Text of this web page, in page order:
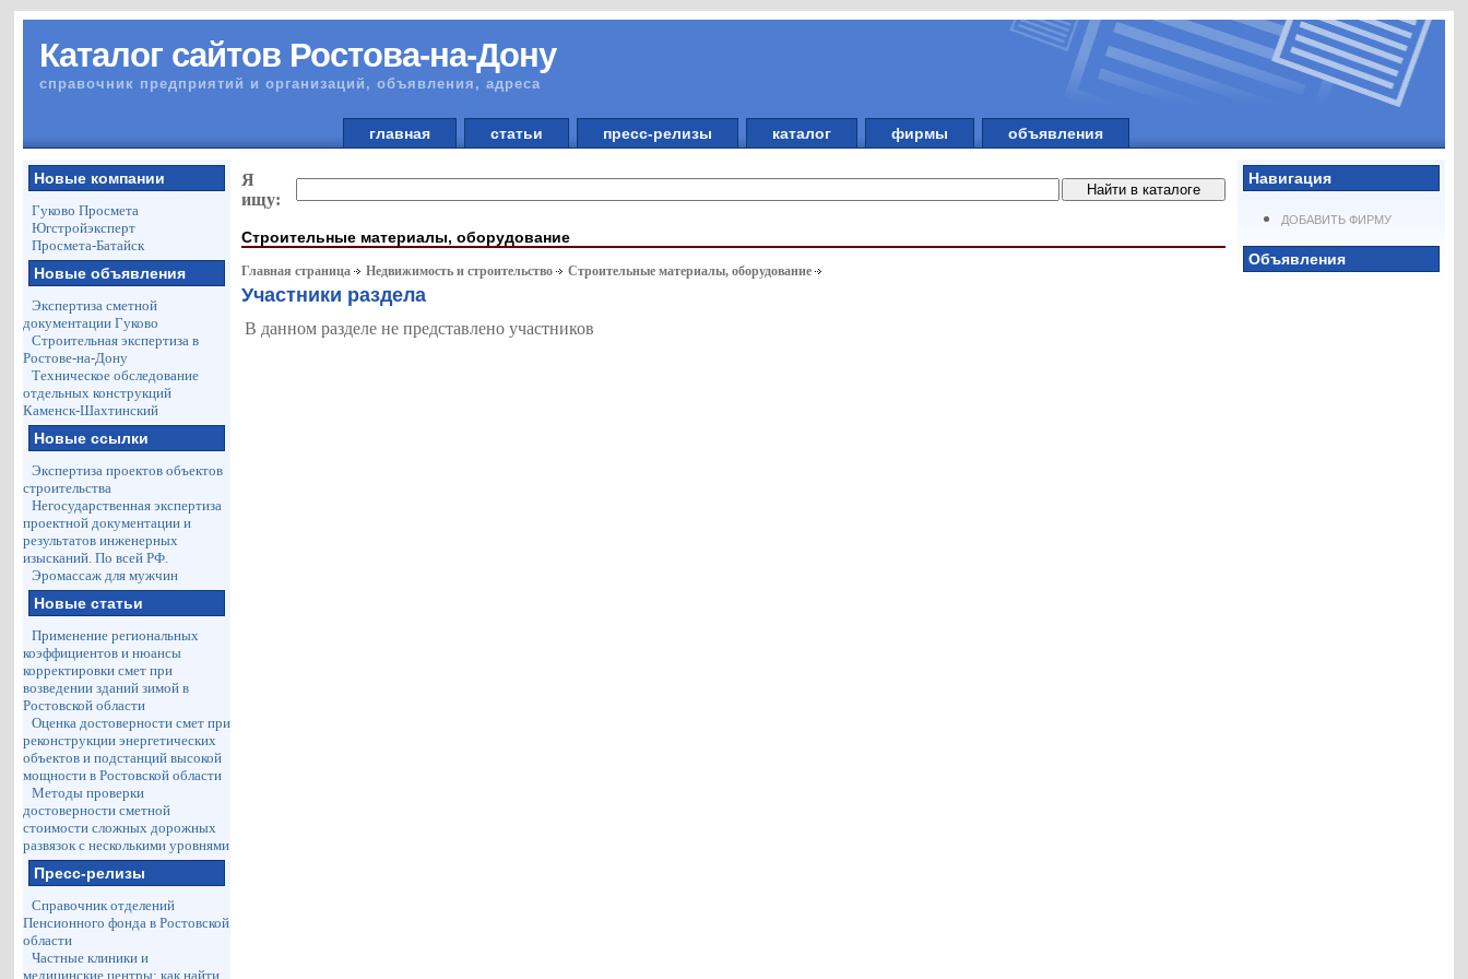
Каталог сайтов Ростова-на-Дону
справочник предприятий и организаций, объявления, адреса
главная статьи пресс-релизы каталог фирмы объявления
Новые компании
Гуково Просмета
Югстройэксперт
Просмета-Батайск
Новые объявления
Экспертиза сметной
документации Гуково
Строительная экспертиза в
Ростове-на-Дону
Техническое обследование
отдельных конструкций
Каменск-Шахтинский
Новые ссылки
Экспертиза проектов объектов
строительства
Негосударственная экспертиза
проектной документации и
результатов инженерных
изысканий. По всей РФ.
Эромассаж для мужчин
Новые статьи
Применение региональных
коэффициентов и нюансы
корректировки смет при
возведении зданий зимой в
Ростовской области
Оценка достоверности смет при
реконструкции энергетических
объектов и подстанций высокой
мощности в Ростовской области
Методы проверки
достоверности сметной
стоимости сложных дорожных
развязок с несколькими уровнями
Пресс-релизы
Справочник отделений
Пенсионного фонда в Ростовской
области
Частные клиники и
медицинские центры: как найти
Навигация
ДОБАВИТЬ ФИРМУ
Объявления
Я
ищу:
Строительные материалы, оборудование
Главная страница Недвижимость и строительство Строительные материалы, оборудование
Участники раздела
В данном разделе не представлено участников